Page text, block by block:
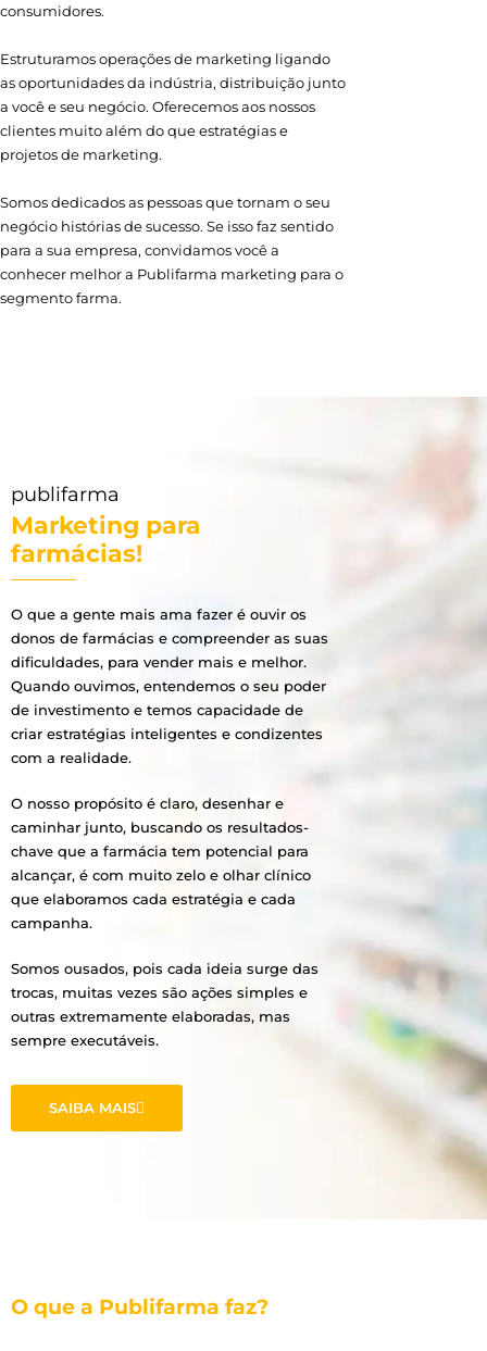
consumidores.
Estruturamos operações de marketing ligando
as oportunidades da indústria, distribuição junto
a você e seu negócio. Oferecemos aos nossos
clientes muito além do que estratégias e
projetos de marketing.
Somos dedicados as pessoas que tornam o seu
negócio histórias de sucesso. Se isso faz sentido
para a sua empresa, convidamos você a
conhecer melhor a Publifarma marketing para o
segmento farma.
publifarma
Marketing para
farmácias!
O que a gente mais ama fazer é ouvir os
donos de farmácias e compreender as suas
dificuldades, para vender mais e melhor.
Quando ouvimos, entendemos o seu poder
de investimento e temos capacidade de
criar estratégias inteligentes e condizentes
com a realidade.
O nosso propósito é claro, desenhar e
caminhar junto, buscando os resultados-
chave que a farmácia tem potencial para
alcançar, é com muito zelo e olhar clínico
que elaboramos cada estratégia e cada
campanha.
Somos ousados, pois cada ideia surge das
trocas, muitas vezes são ações simples e
outras extremamente elaboradas, mas
sempre executáveis.
SAIBA MAIS
O que a Publifarma faz?